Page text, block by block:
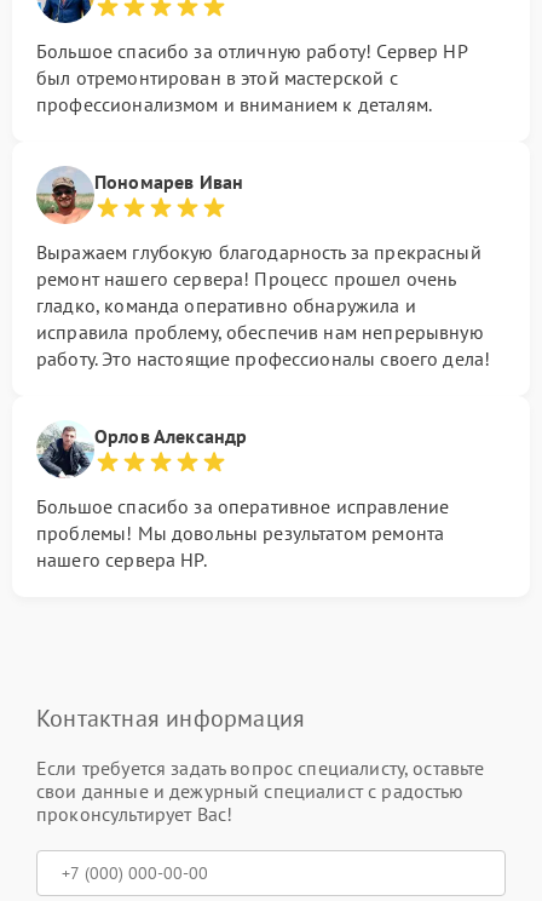
Большое спасибо за отличную работу! Сервер HP
был отремонтирован в этой мастерской с
профессионализмом и вниманием к деталям.
Пономарев Иван
Выражаем глубокую благодарность за прекрасный
ремонт нашего сервера! Процесс прошел очень
гладко, команда оперативно обнаружила и
исправила проблему, обеспечив нам непрерывную
работу. Это настоящие профессионалы своего дела!
Орлов Александр
Большое спасибо за оперативное исправление
проблемы! Мы довольны результатом ремонта
нашего сервера HP.
Контактная информация
Если требуется задать вопрос специалисту, оставьте
свои данные и дежурный специалист с радостью
проконсультирует Вас!